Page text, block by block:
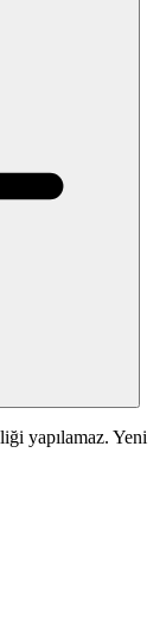
yapılamaz. Yeni